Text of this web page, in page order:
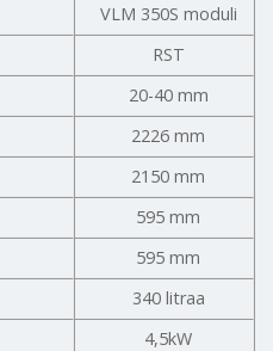
VLM 350S moduli
RST
20-40 mm
2226 mm
2150 mm
595 mm
595 mm
340 litraa
4,5kW